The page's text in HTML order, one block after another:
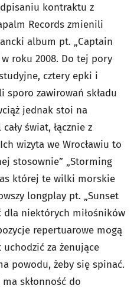
kontraktu z
Records zmienili
album pt. „Captain
roku 2008. Do tej pory
cztery epki i
sporo zawirowań składu
jednak stoi na
świat, łącznie z
wizyta we Wrocławiu to
stosownie” „Storming
której te wilki morskie
longplay pt. „Sunset
dla niektórych miłośników
repertuarowe mogą
za żenujące
powodu, żeby się spinać.
skłonność do